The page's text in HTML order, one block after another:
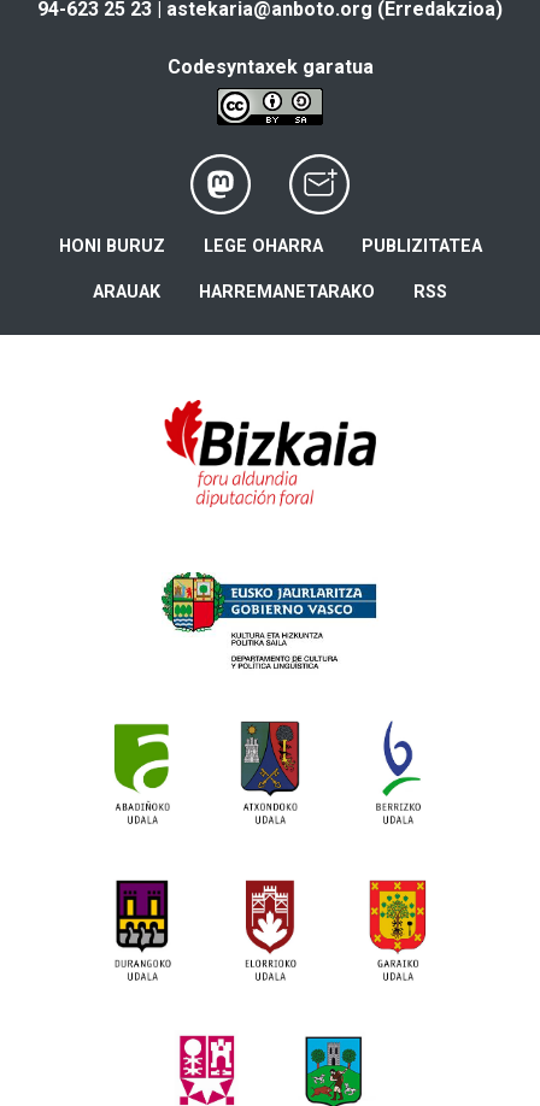
94-623 25 23 | astekaria@anboto.org (Erredakzioa)
Codesyntaxek garatua
HONI BURUZ LEGE OHARRA PUBLIZITATEA
ARAUAK HARREMANETARAKO RSS